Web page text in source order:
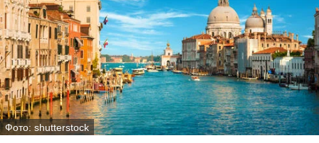
Фото: shutterstock